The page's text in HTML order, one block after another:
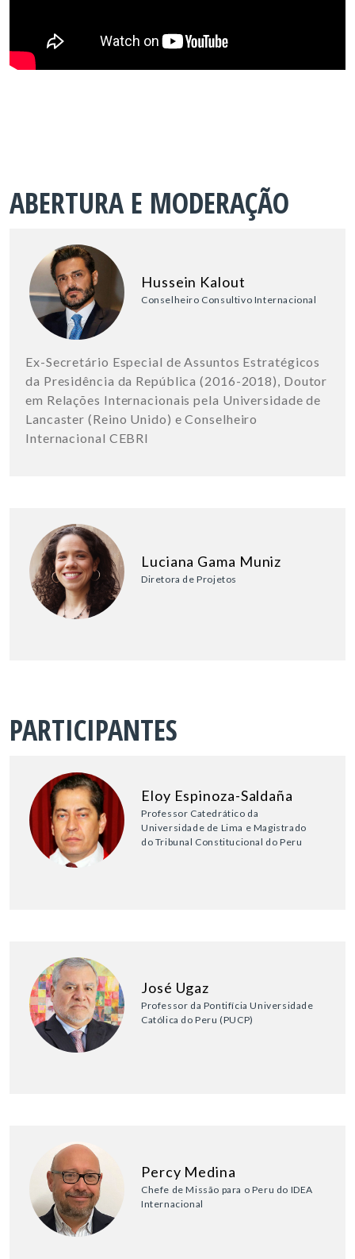
ABERTURA E MODERAÇÃO
Hussein Kalout
Conselheiro Consultivo Internacional
Ex-Secretário Especial de Assuntos Estratégicos
da Presidência da República (2016-2018), Doutor
em Relações Internacionais pela Universidade de
Lancaster (Reino Unido) e Conselheiro
Internacional CEBRI
Luciana Gama Muniz
Diretora de Projetos
PARTICIPANTES
Eloy Espinoza-Saldaña
Professor Catedrático da
Universidade de Lima e Magistrado
do Tribunal Constitucional do Peru
José Ugaz
Professor da Pontifícia Universidade
Católica do Peru (PUCP)
Percy Medina
Chefe de Missão para o Peru do IDEA
Internacional